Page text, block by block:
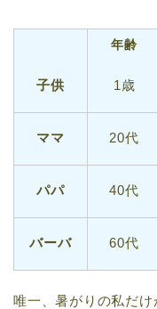
年齢
子供 1歳
ママ 20代
パパ 40代
バーバ 60代
唯一、暑がりの私だ